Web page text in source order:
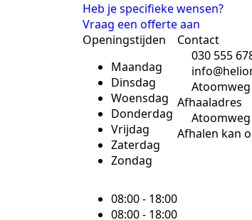
Heb je specifieke wensen?
Vraag een offerte aan
Openingstijden
Maandag
Dinsdag
Woensdag
Donderdag
Vrijdag
Zaterdag
Zondag
08:00 - 18:00
08:00 - 18:00
Contact
030 555
Atoomweg
Afhaaladres
Atoomweg
Afhalen kan